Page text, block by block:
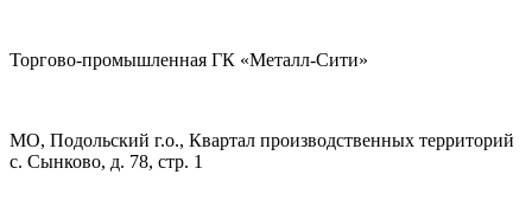
Торгово-промышленная ГК «Металл-Сити»
МО, Подольский г.о., Квартал производственных территорий
с. Сынково, д. 78, стр. 1